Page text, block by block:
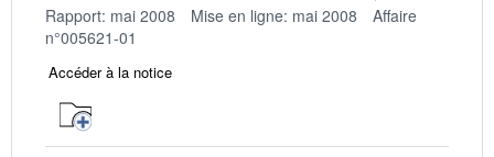
Rapport: mai 2008 Mise en ligne: mai 2008
Affaire
n°005621-01
Accéder à la notice